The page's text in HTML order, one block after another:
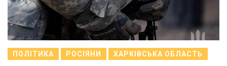
ПОЛІТИКА РОСІЯНИ ХАРКІВСЬКА ОБЛАСТЬ